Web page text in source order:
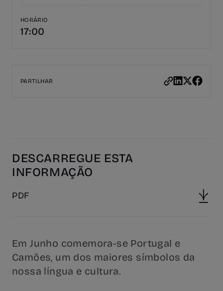
HORÁRIO
17:00
PARTILHAR
DESCARREGUE ESTA
INFORMAÇÃO
PDF
Em Junho comemora-se Portugal e
Camões, um dos maiores símbolos da
nossa língua e cultura.